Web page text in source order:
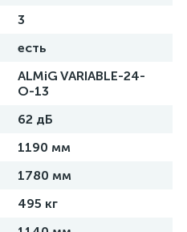
3
есть
ALMiG VARIABLE-24-
O-13
62 дБ
1190 мм
1780 мм
495 кг